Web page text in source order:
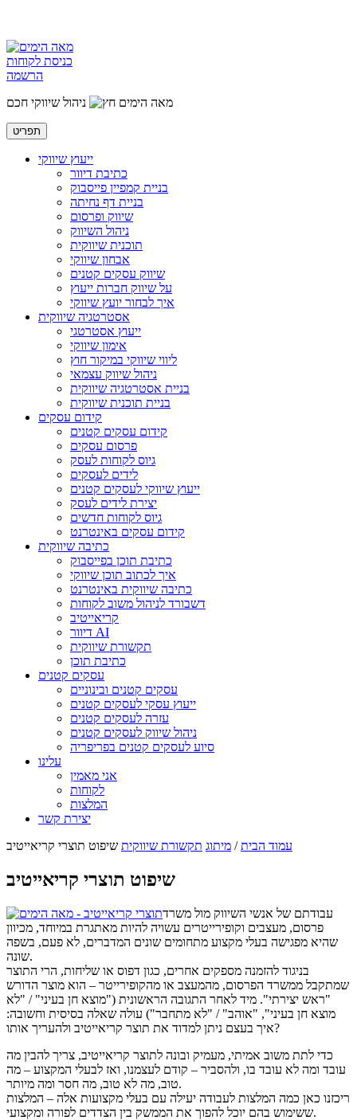
כניסת לקוחות
הרשמה
מאה הימים
ניהול שיווקי חכם
תפריט
ייעוץ שיווקי
כתיבת דיוור
בניית קמפיין פייסבוק
בניית דף נחיתה
שיווק ופרסום
ניהול השיווק
תוכנית שיווקית
אבחון שיווקי
שיווק עסקים קטנים
על שיווק חברות ייעוץ
איך לבחור יועץ שיווקי
אסטרטגיה שיווקית
ייעוץ אסטרטגי
אימון שיווקי
ליווי שיווקי במיקור חוץ
ניהול שיווק עצמאי
בניית אסטרטגיה שיווקית
בניית תוכנית שיווקית
קידום עסקים
קידום עסקים קטנים
פרסום עסקים
גיוס לקוחות לעסק
לידים לעסקים
ייעוץ שיווקי לעסקים קטנים
יצירת לידים לעסק
גיוס לקוחות חדשים
קידום עסקים באינטרנט
כתיבה שיווקית
כתיבת תוכן בפייסבוק
איך לכתוב תוכן שיווקי
כתיבה שיווקית באינטרנט
דשבורד לניהול משוב לקוחות
קריאייטיב
דיוור AI
תקשורת שיווקית
כתיבת תוכן
עסקים קטנים
עסקים קטנים ובינוניים
ייעוץ עסקי לעסקים קטנים
עזרה לעסקים קטנים
ניהול שיווק לעסקים קטנים
סיוע לעסקים קטנים בפריפריה
עלינו
אני מאמין
לקוחות
המלצות
יצירת קשר
עמוד הבית/ מיתוג תקשורת שיווקית שיפוט תוצרי קריאייטיב
שיפוט תוצרי קריאייטיב
עבודתם של אנשי השיווק מול משרד
פרסום, מעצבים וקופירייטרים עשויה להיות מאתגרת במיוחד, מכיוון
שהיא מפגישה בעלי מקצוע מתחומים שונים המדברים, לא פעם, בשפה
שונה.
בניגוד להזמנה מספקים אחרים, כגון דפוס או שליחות, הרי התוצר
שמתקבל ממשרד הפרסום, מהמעצב או מהקופירייטר – הוא מוצר הדורש
"ראש יצירתי". מיד לאחר התגובה הראשונית ("מוצא חן בעיני" / "לא
מוצא חן בעיני", "אוהב" / "לא מתחבר") עולה שאלה בסיסית וחשובה:
איך בעצם ניתן למדוד את תוצר קריאייטיב ולהעריך אותו?
כדי לתת משוב אמיתי, מעמיק ובונה לתוצר קריאייטיב, צריך להבין מה
עובד ומה לא עובד בו, ולהסביר – קודם לעצמנו, ואז לבעלי המקצוע – מה
טוב, מה לא טוב, מה חסר ומה מיותר.
ריכזנו כאן כמה המלצות לעבודה יעילה עם בעלי מקצועות אלה – המלצות
ששימוש בהם יוכל להפוך את הממשק בין הצדדים לפורה ומקצועי.